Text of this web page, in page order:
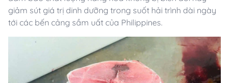
giảm sút giá trị dinh dưỡng trong suốt hải trình dài ngày
tới các bến cảng sầm uất của Philippines.